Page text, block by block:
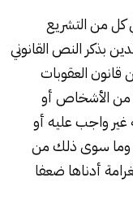
كل من التشريع
بذكر النص القانوني
, حيث نصت المادة 351 من قانون العقوبات
الأشخاص أو
غير واجب عليه أو
وما سوى ذلك من
أدناها ضعفا